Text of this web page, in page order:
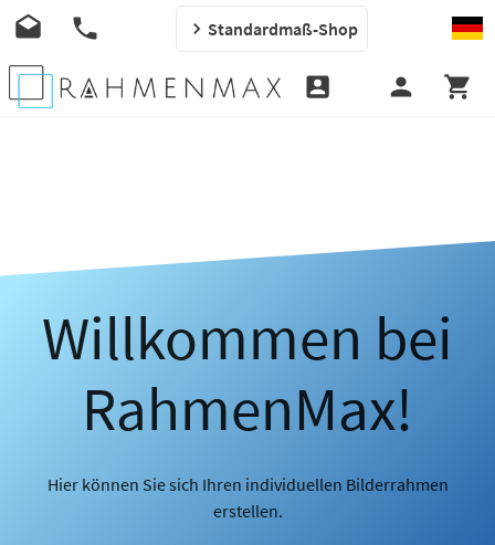
Standardmaß-Shop
Willkommen bei
RahmenMax!
Hier können Sie sich Ihren individuellen Bilderrahmen
erstellen.